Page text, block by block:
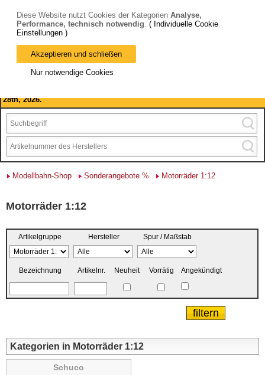
Bitte beachten Sie: wir machen Betriebsferien, vom 03. bis 28.
August 2026 haben wir geschlossen.
28th, 2026.
Modellbahn-Shop Sonderangebote % Motorräder 1:12
Motorräder 1:12
Artikelgruppe Hersteller Spur / Maßstab
Bezeichnung Artikelnr. Neuheit Vorrätig Angekündigt
Kategorien in Motorräder 1:12
Schuco
Diese Website nutzt Cookies der Kategorien Analyse,
Performance, technisch notwendig. ( Individuelle Cookie
Einstellungen )
Akzeptieren und schließen
Nur notwendige Cookies